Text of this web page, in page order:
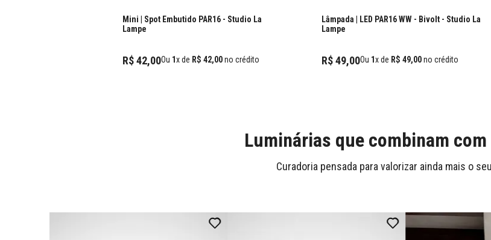
Mini | Spot Embutido PAR16 - Studio La
Lampe
R$42,00Ou 1x de R$ 42,00no crédito
Lâmpada | LED PAR16 WW - Bivolt - Studio La
Lampe
R$49,00Ou 1x de R$ 49,00no crédito
Luminárias que combinam
Curadoria pensada para valorizar ainda mais o